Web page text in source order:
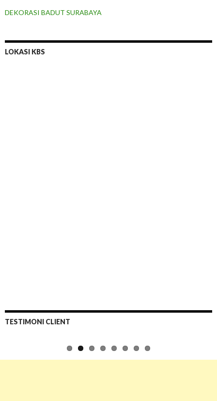
DEKORASI BADUT SURABAYA
LOKASI KBS
TESTIMONI CLIENT